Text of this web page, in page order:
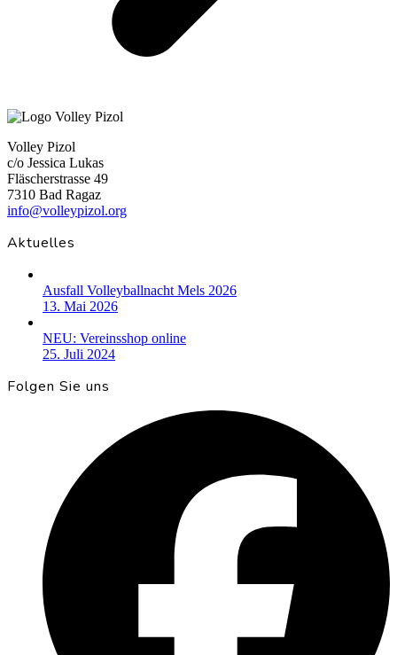
Volley Pizol
c/o Jessica Lukas
Fläscherstrasse 49
7310 Bad Ragaz
info@volleypizol.org
Aktuelles
Ausfall Volleyballnacht Mels 2026
13. Mai 2026
NEU: Vereinsshop online
25. Juli 2024
Folgen Sie uns